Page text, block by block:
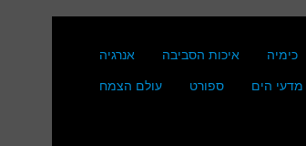
כימיה איכות הסביבה
אנרגיה
מדעי הים ספורט
עולם הצמח